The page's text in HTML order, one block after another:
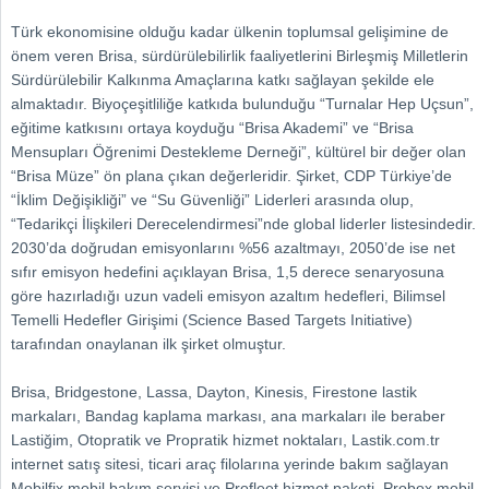
Türk ekonomisine olduğu kadar ülkenin toplumsal gelişimine de
önem veren Brisa, sürdürülebilirlik faaliyetlerini Birleşmiş Milletlerin
Sürdürülebilir Kalkınma Amaçlarına katkı sağlayan şekilde ele
almaktadır. Biyoçeşitliliğe katkıda bulunduğu “Turnalar Hep Uçsun”,
eğitime katkısını ortaya koyduğu “Brisa Akademi” ve “Brisa
Mensupları Öğrenimi Destekleme Derneği”, kültürel bir değer olan
“Brisa Müze” ön plana çıkan değerleridir. Şirket, CDP Türkiye’de
“İklim Değişikliği” ve “Su Güvenliği” Liderleri arasında olup,
“Tedarikçi İlişkileri Derecelendirmesi”nde global liderler listesindedir.
2030’da doğrudan emisyonlarını %56 azaltmayı, 2050’de ise net
sıfır emisyon hedefini açıklayan Brisa, 1,5 derece senaryosuna
göre hazırladığı uzun vadeli emisyon azaltım hedefleri, Bilimsel
Temelli Hedefler Girişimi (Science Based Targets Initiative)
tarafından onaylanan ilk şirket olmuştur.
Brisa, Bridgestone, Lassa, Dayton, Kinesis, Firestone lastik
markaları, Bandag kaplama markası, ana markaları ile beraber
Lastiğim, Otopratik ve Propratik hizmet noktaları, Lastik.com.tr
internet satış sitesi, ticari araç filolarına yerinde bakım sağlayan